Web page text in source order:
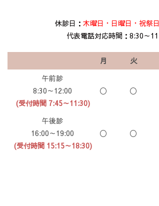
休診日： 木曜日・日曜日・祝祭日
代表電話対応時間：8:30～
月 火
午前診
8:30～12:00
(受付時間 7:45～11:30)
〇 〇
午後診
16:00～19:00
(受付時間 15:15～18:30)
〇 〇